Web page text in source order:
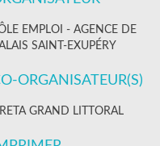
EMPLOI - AGENCE DE
SAINT-EXUPÉRY
ORGANISATEUR(S)
GRAND LITTORAL